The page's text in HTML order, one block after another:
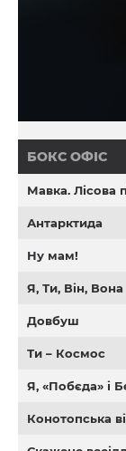
БОКС ОФІС
Мавка. Лісова
Антарктида
Ну мам!
Я, Ти, Він, Вона
Довбуш
Ти – Космос
Я, «Побєда» і
Конотопська